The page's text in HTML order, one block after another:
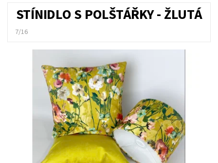
STÍNIDLO S POLŠTÁŘKY - ŽLUTÁ
7/16